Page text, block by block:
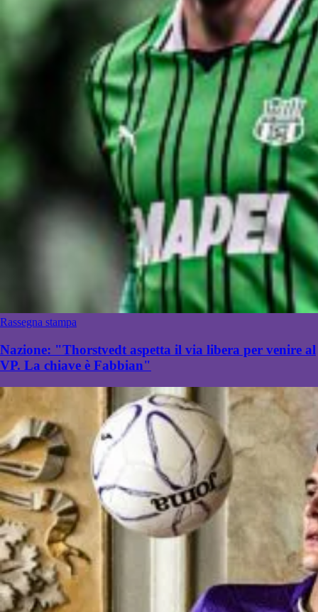
Rassegna stampa
Nazione: "Thorstvedt aspetta il via libera per venire al
VP. La chiave è Fabbian"